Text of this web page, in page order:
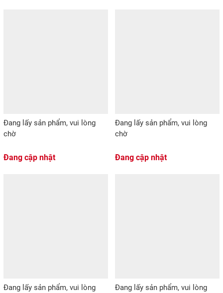
Đang lấy sản phẩm, vui lòng
chờ
Đang cập nhật
Đang lấy sản phẩm, vui lòng
chờ
Đang cập nhật
Đang lấy sản phẩm, vui lòng
Đang lấy sản phẩm, vui lòng